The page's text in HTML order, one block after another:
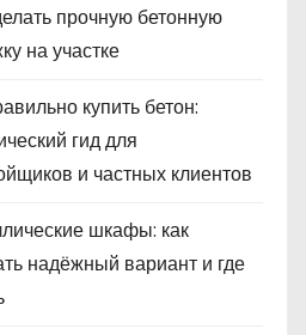
прочную бетонную
на участке
купить бетон:
гид для
и частных клиентов
шкафы: как
надёжный вариант и где